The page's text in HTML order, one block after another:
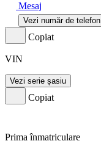
Mesaj
Vezi număr de telefon
Copiat
VIN
Vezi serie șasiu
Copiat
Prima înmatriculare